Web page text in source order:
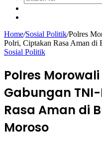
Home/Sosial Politik/Polres
Polri, Ciptakan Rasa Aman di
Sosial Politik
Polres
Gabungan
Rasa Aman di
Moroso